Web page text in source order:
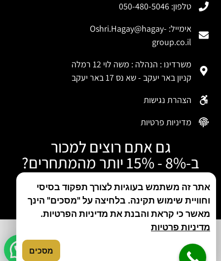
טלפון: 050-480-5046
אימייל:Oshri.Hagay@hagay-
group.co.il
משרדינו : הנהלה : משה לוי 12 רמלה
קניון באר יעקב - שא נס 17 באר יעקב
הצהרת נגישות
מדיניות פרטיות
גם אתם רוצים למכור
ב-8% - 15% יותר מהמתחרים?
התקשרו עכשיו
טלפון: 050-480-5046
אתר זה משתמש בעוגיות לצורך תפקוד בסיסי
וחוויית שימוש תקינה. בלחיצה על "מסכים" הינך
מאשר כי קראת והבנת את מדיניות הפרטיות.
מדיניות פרטיות
מסכים